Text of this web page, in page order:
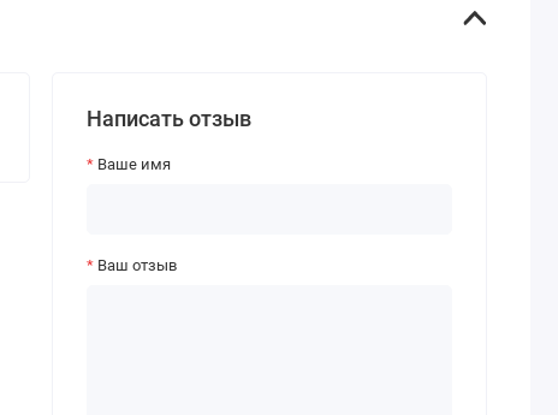
Написать отзыв
Ваше имя
Ваш отзыв